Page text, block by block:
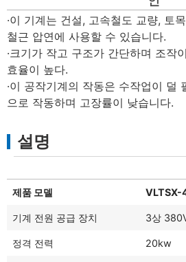
·이 기계는 건설, 고속철도 교량, 토
철근 압연에 사용할 수 있습니다.
·크기가 작고 구조가 간단하며 조작
효율이 높다.
·이 공작기계의 작동은 수작업이 덜
으로 작동하며 고장률이 낮습니다.
설명
제품 모델 VLTSX-
기계 전원 공급 장치 3상
정격 전력 20kw